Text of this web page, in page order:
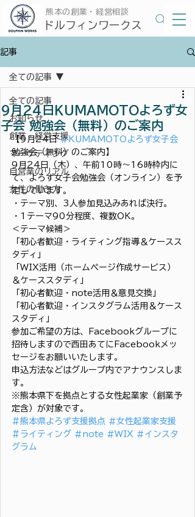
​ドルフィンワークス
​熊本の創業・経営相談
記事
全ての記事
お知らせ
創業・経営支援
マーケティング
自営業のリアル
女性の働き方
全ての記事
9月24日KUMAMOTOよろず女
子会 勉強会（無料）のご案内
【9月24日 #KUMAMOTOよろず女子会
勉強会（無料）のご案内】
9月24日（木）、午前10時〜16時枠内に
て、よろず女子会勉強会（オンライン）を予
定しています。
・テーマ別、3人参加見込みあれば決行。
・1テーマ90分程度、複数OK。
＜テーマ候補＞
「初心者歓迎・ライティング指導＆ケースス
タディ」
「WIX活用（ホームページ作成サービス）
＆ケーススタディ」
「初心者歓迎・note活用＆意見交換」
「初心者歓迎・インスタグラム活用＆ケース
スタディ」
参加ご希望の方は、Facebookグループに
招待しますので西田あてにFacebookメッ
セージをお願いいたします。
申込方法などはグループ内でアナウンスしま
す。
※熊本県下を拠点とする女性起業家（創業予
定含）が対象です。
＃熊本県よろず支援拠点 #女性起業家支援
＃ライティング #note #WIX #インスタ
グラム